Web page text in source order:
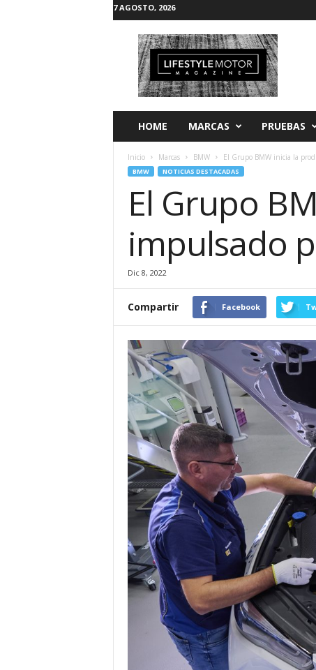
7 AGOSTO, 2026
HOME MARCAS PRUEBAS
Inicio Marcas BMW El Grupo BMW inicia la
BMW NOTICIAS DESTACADAS
El Grupo
impulsado
Dic 8, 2022
Compartir Facebook